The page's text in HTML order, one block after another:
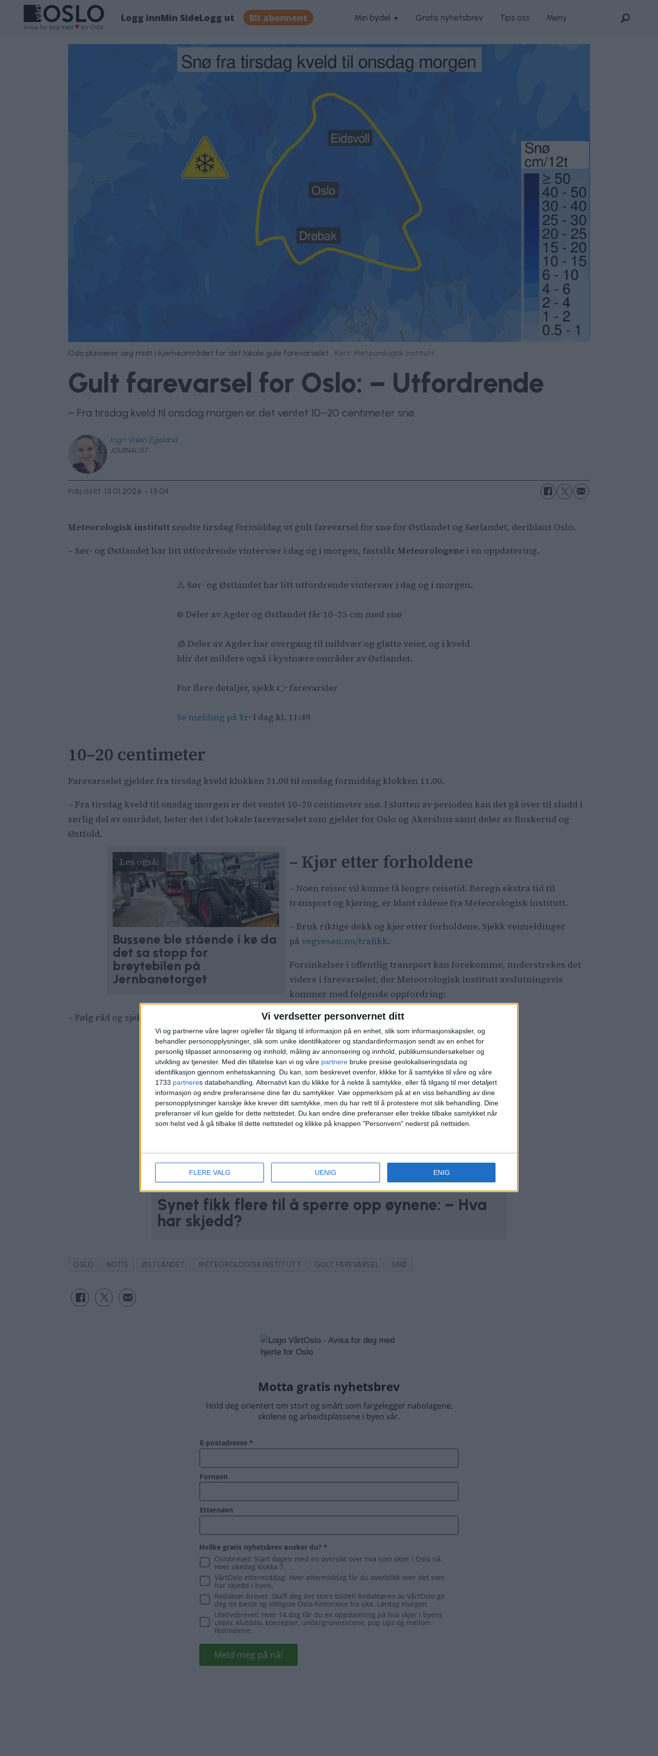
Vi verdsetter personvernet ditt
Vi og partnerne våre lagrer og/eller får tilgang til informasjon på en enhet, slik som informasjonskapsler, og
behandler personopplysninger, slik som unike identifikatorer og standardinformasjon sendt av en enhet for
personlig tilpasset annonsering og innhold, måling av annonsering og innhold, publikumsundersøkelser og
utvikling av tjenester. Med din tillatelse kan vi og våre partnere bruke presise geolokaliseringsdata og
identifikasjon gjennom enhetsskanning. Du kan, som beskrevet ovenfor, klikke for å samtykke til våre og våre
1733 partneres databehandling. Alternativt kan du klikke for å nekte å samtykke, eller få tilgang til mer detaljert
informasjon og endre preferansene dine før du samtykker. Vær oppmerksom på at en viss behandling av dine
personopplysninger kanskje ikke krever ditt samtykke, men du har rett til å protestere mot slik behandling. Dine
preferanser vil kun gjelde for dette nettstedet. Du kan endre dine preferanser eller trekke tilbake samtykket når
som helst ved å gå tilbake til dette nettstedet og klikke på knappen "Personvern" nederst på nettsiden.
FLERE VALG UENIG ENIG
Logg innMin SideLogg ut Bli abonnent Min bydel Gratis nyhetsbrev Tips oss Meny
Oslo plasserer seg midt i kjerneområdet for det lokale gule farevarselet. Kart: Meteorologisk institutt
Gult farevarsel for Oslo: – Utfordrende
– Fra tirsdag kveld til onsdag morgen er det ventet 10–20 centimeter snø.
Ingri Valen Egeland
JOURNALIST
PUBLISERT 13.01.2026 - 13:04
Meteorologisk institutt sendte tirsdag formiddag ut gult farevarsel for snø for Østlandet og Sørlandet, deriblant Oslo.
– Sør- og Østlandet har litt utfordrende vintervær i dag og i morgen, fastslårMeteorologene i en oppdatering.
⚠️ Sør- og Østlandet har litt utfordrende vintervær i dag og i morgen.
❄️ Deler av Agder og Østlandet får 10–25 cm med snø
🧊 Deler av Agder har overgang til mildvær og glatte veier, og i kveld
blir det mildere også i kystnære områder av Østlandet.
For flere detaljer, sjekk 👉 farevarsler
Se melding på Yr· I dag kl. 11:49
10–20 centimeter
Farevarselet gjelder fra tirsdag kveld klokken 21.00 til onsdag formiddag klokken 11.00.
– Fra tirsdag kveld til onsdag morgen er det ventet 10–20 centimeter snø. I slutten av perioden kan det gå over til sludd i
sørlig del av området, heter det i det lokale farevarselet som gjelder for Oslo og Akershus samt deler av Buskerud og
Østfold.
Bussene ble stående i kø da
det sa stopp for
brøytebilen på
Jernbanetorget
– Kjør etter forholdene
– Noen reiser vil kunne få lengre reisetid. Beregn ekstra tid til
transport og kjøring, er blant rådene fra Meteorologisk institutt.
– Bruk riktige dekk og kjør etter forholdene. Sjekk veimeldinger
påvegvesen.no/trafikk.
Forsinkelser i offentlig transport kan forekomme, understrekes det
videre i farevarselet, der Meteorologisk institutt avslutningsvis
kommer med følgende oppfordring:
– Følg råd og sjekk status fra transportaktører.
Synet fikk flere til å sperre opp øynene: – Hva
har skjedd?
OSLO NOTIS ØSTLANDET METEOROLOGISK INSTITUTT GULT FAREVARSEL SNØ